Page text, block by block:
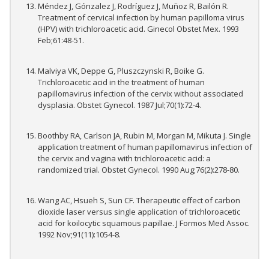
Méndez J, Gónzalez J, Rodríguez J, Muñoz R, Bailón R.
Treatment of cervical infection by human papilloma virus
(HPV) with trichloroacetic acid. Ginecol Obstet Mex. 1993
Feb;61:48-51.
Malviya VK, Deppe G, Pluszczynski R, Boike G.
Trichloroacetic acid in the treatment of human
papillomavirus infection of the cervix without associated
dysplasia. Obstet Gynecol. 1987 Jul;70(1):72-4.
Boothby RA, Carlson JA, Rubin M, Morgan M, Mikuta J. Single
application treatment of human papillomavirus infection of
the cervix and vagina with trichloroacetic acid: a
randomized trial. Obstet Gynecol. 1990 Aug;76(2):278-80.
Wang AC, Hsueh S, Sun CF. Therapeutic effect of carbon
dioxide laser versus single application of trichloroacetic
acid for koilocytic squamous papillae. J Formos Med Assoc.
1992 Nov;91(11):1054-8.